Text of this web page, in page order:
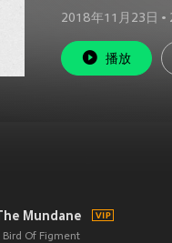
2018年11月23日 •
播放
Mundane
Bird Of Figment